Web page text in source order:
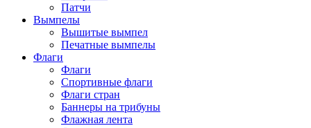
Патчи
Вымпелы
Вышитые вымпел
Печатные вымпелы
Флаги
Флаги
Спортивные флаги
Флаги стран
Баннеры на трибуны
Флажная лента